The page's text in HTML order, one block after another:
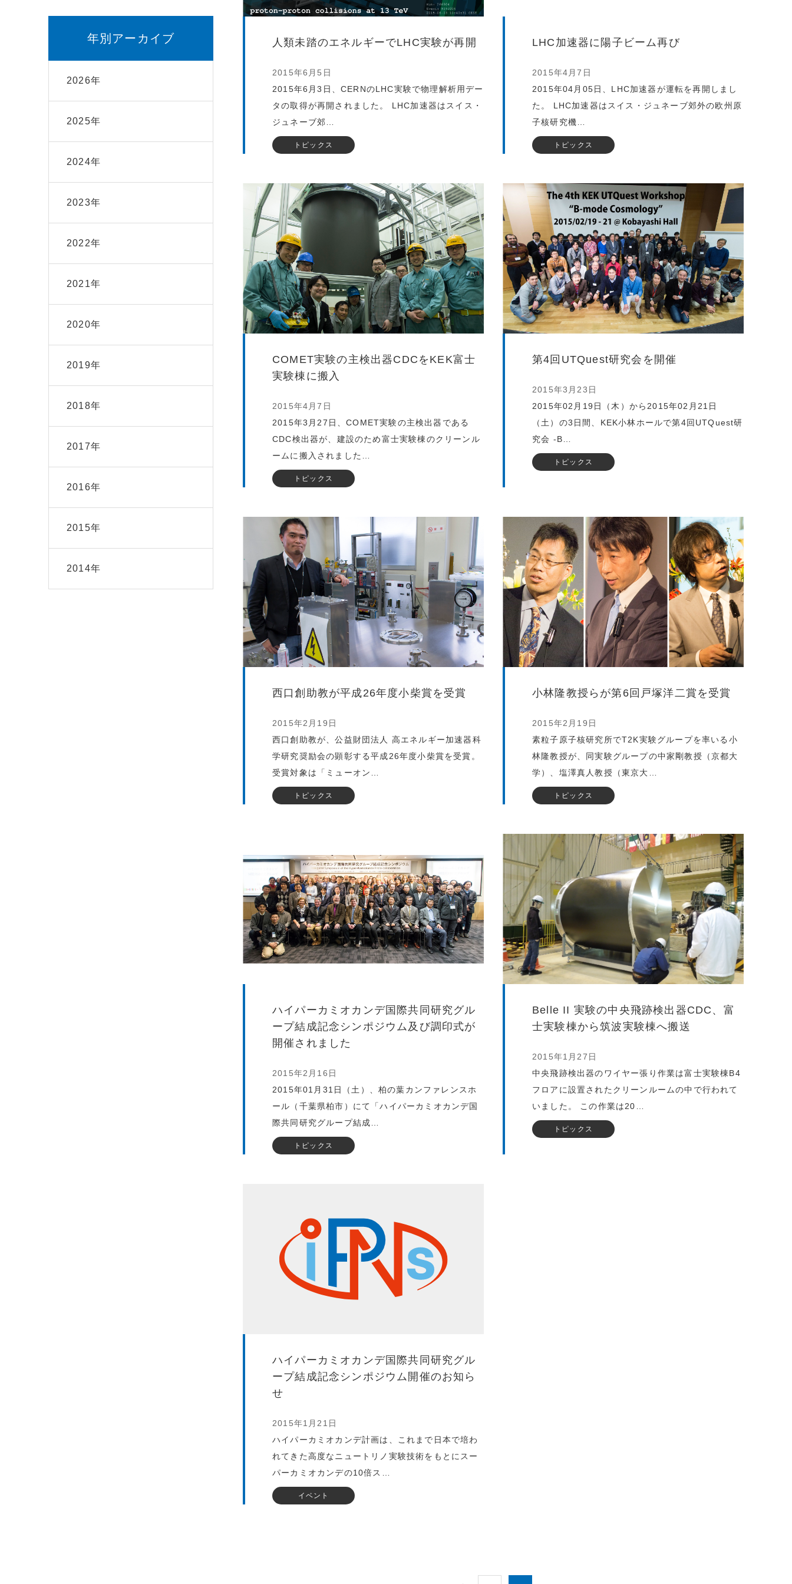
年別アーカイブ
2026年
2025年
2024年
2023年
2022年
2021年
2020年
2019年
2018年
2017年
2016年
2015年
2014年
人類未踏のエネルギーでLHC実験が再開
2015年6月5日
2015年6月3日、CERNのLHC実験で物理解析用デー
タの取得が再開されました。 LHC加速器はスイス・
ジュネーブ郊…
トピックス
LHC加速器に陽子ビーム再び
2015年4月7日
2015年04月05日、LHC加速器が運転を再開しまし
た。 LHC加速器はスイス・ジュネーブ郊外の欧州原
子核研究機…
トピックス
COMET実験の主検出器CDCをKEK富士
実験棟に搬入
2015年4月7日
2015年3月27日、COMET実験の主検出器である
CDC検出器が、建設のため富士実験棟のクリーンル
ームに搬入されました…
トピックス
第4回UTQuest研究会を開催
2015年3月23日
2015年02月19日（木）から2015年02月21日
（土）の3日間、KEK小林ホールで第4回UTQuest研
究会 -B…
トピックス
西口創助教が平成26年度小柴賞を受賞
2015年2月19日
西口創助教が、公益財団法人 高エネルギー加速器科
学研究奨励会の顕彰する平成26年度小柴賞を受賞。
受賞対象は「ミューオン…
トピックス
小林隆教授らが第6回戸塚洋二賞を受賞
2015年2月19日
素粒子原子核研究所でT2K実験グループを率いる小
林隆教授が、同実験グループの中家剛教授（京都大
学）、塩澤真人教授（東京大…
トピックス
ハイパーカミオカンデ国際共同研究グル
ープ結成記念シンポジウム及び調印式が
開催されました
2015年2月16日
2015年01月31日（土）、柏の葉カンファレンスホ
ール（千葉県柏市）にて「ハイパーカミオカンデ国
際共同研究グループ結成…
トピックス
Belle II 実験の中央飛跡検出器CDC、富
士実験棟から筑波実験棟へ搬送
2015年1月27日
中央飛跡検出器のワイヤー張り作業は富士実験棟B4
フロアに設置されたクリーンルームの中で行われて
いました。 この作業は20…
トピックス
ハイパーカミオカンデ国際共同研究グル
ープ結成記念シンポジウム開催のお知ら
せ
2015年1月21日
ハイパーカミオカンデ計画は、これまで日本で培わ
れてきた高度なニュートリノ実験技術をもとにスー
パーカミオカンデの10倍ス…
イベント